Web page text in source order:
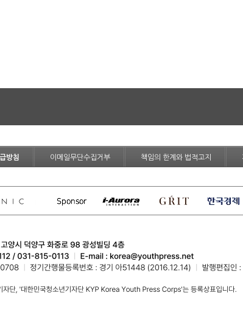
방침 이메일무단수집거부 책임의 한계와 법적고지